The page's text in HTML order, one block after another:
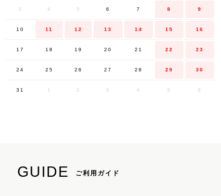
3 4 5 6 7 8 9
10 11 12 13 14 15 16
17 18 19 20 21 22 23
24 25 26 27 28 29 30
31 1 2 3 4 5 6
GUIDE ご利用ガイド